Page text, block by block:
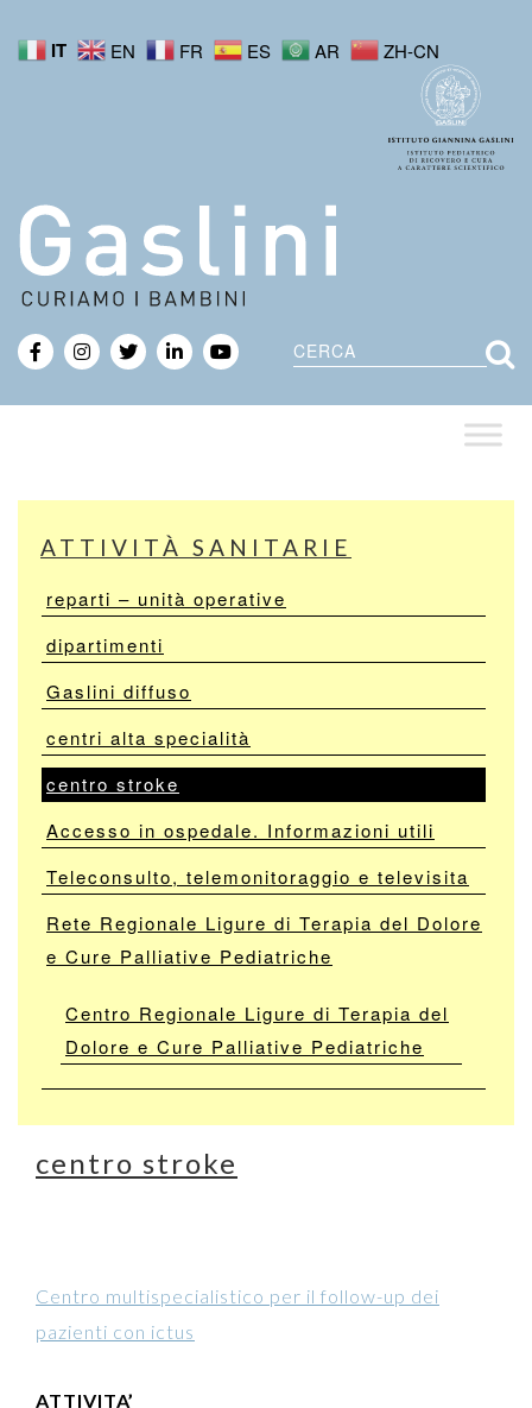
IT EN FR ES AR ZH-CN
Cerca
ATTIVITÀ SANITARIE
reparti – unità operative
dipartimenti
Gaslini diffuso
centri alta specialità
centro stroke
Accesso in ospedale. Informazioni utili
Teleconsulto, telemonitoraggio e televisita
Rete Regionale Ligure di Terapia del Dolore
e Cure Palliative Pediatriche
Centro Regionale Ligure di Terapia del
Dolore e Cure Palliative Pediatriche
centro stroke
Centro multispecialistico per il follow-up dei
pazienti con ictus
ATTIVITA’